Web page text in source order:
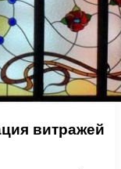
витражей